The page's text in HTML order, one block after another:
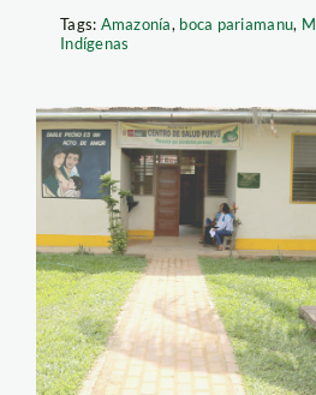
Tags: Amazonía, boca pariamanu,
Indígenas
pueblos-
spda